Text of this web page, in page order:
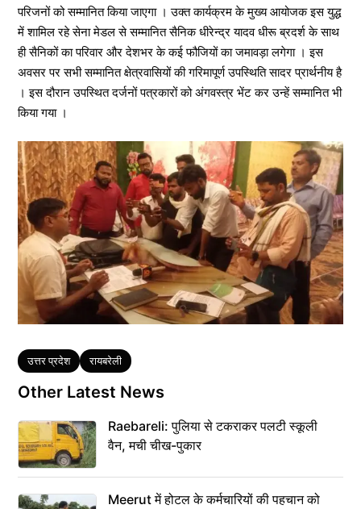
परिजनों को सम्मानित किया जाएगा । उक्त कार्यक्रम के मुख्य आयोजक इस युद्ध
में शामिल रहे सेना मेडल से सम्मानित सैनिक धीरेन्द्र यादव धीरू ब्रदर्श के साथ
ही सैनिकों का परिवार और देशभर के कई फौजियों का जमावड़ा लगेगा । इस
अवसर पर सभी सम्मानित क्षेत्रवासियों की गरिमापूर्ण उपस्थिति सादर प्रार्थनीय है
। इस दौरान उपस्थित दर्जनों पत्रकारों को अंगवस्त्र भेंट कर उन्हें सम्मानित भी
किया गया ।
Tags
उत्तर प्रदेश रायबरेली
Other Latest News
Raebareli: पुलिया से टकराकर पलटी स्कूली
वैन, मची चीख-पुकार
Meerut में होटल के कर्मचारियों की पहचान को